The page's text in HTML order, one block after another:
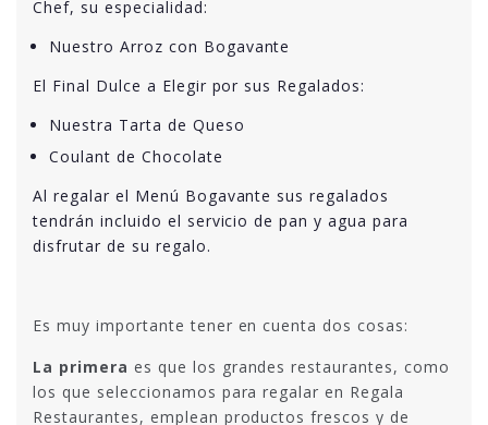
Chef, su especialidad:
Nuestro Arroz con Bogavante
El Final Dulce a Elegir por sus Regalados:
Nuestra Tarta de Queso
Coulant de Chocolate
Al regalar el Menú Bogavante sus regalados
tendrán incluido el servicio de pan y agua para
disfrutar de su regalo.
Es muy importante tener en cuenta dos cosas:
La primera es que los grandes restaurantes, como
los que seleccionamos para regalar en Regala
Restaurantes, emplean productos frescos y de